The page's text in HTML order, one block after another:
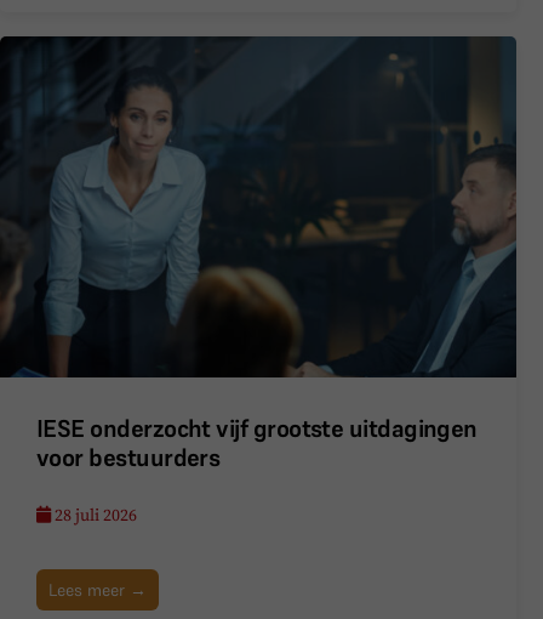
IESE onderzocht vijf grootste uitdagingen
voor bestuurders
28 juli 2026
Lees meer →